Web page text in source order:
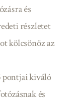
és
részletet
kölcsönöz az
pontjai kiváló
és